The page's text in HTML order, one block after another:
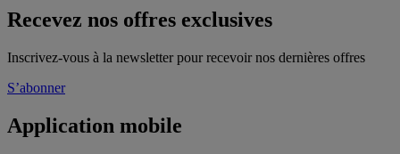
Recevez nos offres exclusives
Inscrivez-vous à la newsletter pour recevoir nos dernières offres
S’abonner
Application mobile